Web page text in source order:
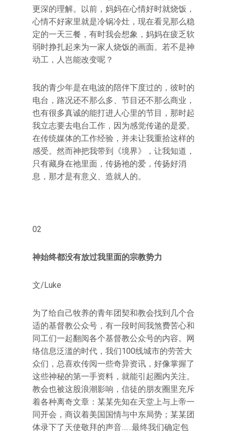
更深的理解。以前，妈妈在心情好时就烧饭，
心情不好家里就是冷锅冷灶，现在看见那么稳
定的一天三餐，有时我会想象，妈妈在疲乏软
弱时挣扎起来为一家人烧饭的画面。若不是神
动工，人岂能改变呢？
我的青少年是在电波的陪伴下度过的，彼时的
电台，路况还不那么多、节目还不那么商业，
也有很多真诚的能打进人心里的节目，那时起
我立志要去电台工作，因为感觉传递的是爱。
在传统媒体的工作经验，并未让我重拾这样的
感受。然而神把我带到《境界》，让我知道，
只有藏身在祂里面，传扬祂的爱，传扬好消
息，那才是有意义、造就人的。
02
神始终都没有放过我里面的宗教势力
文/Luke
为了给自己牧养的青年团契和教会找到几个合
适的基督教公众号，有一段时间我煞费苦心和
同工们一起翻阅各个基督教公众号的内容。网
络信息泛滥的时代，我们100线城市的劳苦大
众们，总喜欢传阅一些奇异资讯，好像掌握了
这些神秘的第一手资料，就能引起圈内关注。
教会也被这股浪潮影响，信徒的朋友圈里充斥
着各种离奇文章：某某先知在天堂上与上帝一
同开会，商议着美国国情与中东局势；某某团
体录下了天使敬拜的声音……最终我们确定包